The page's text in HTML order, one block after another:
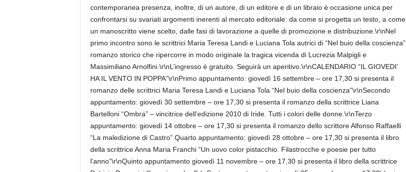
contemporanea presenza, inoltre, di un autore, di un editore e di un libraio è occasione unica per
confrontarsi su svariati argomenti inerenti al mercato editoriale: da come si progetta un testo, a come
un manoscritto viene scelto, dalle fasi di lavorazione a quelle di promozione e distribuzione.\r\nNel
primo incontro sono le scrittrici Maria Teresa Landi e Luciana Tola autrici di “Nel buio della coscienza”
romanzo storico che ripercorre in modo originale la tragica vicenda di Lucrezia Malpigli e
Massimiliano Arnolfini.\r\nL’ingresso è gratuito. Seguirà un aperitivo.\r\nCALENDARIO “IL GIOVEDI’
HA IL VENTO IN POPPA”\r\nPrimo appuntamento: giovedì 16 settembre – ore 17,30 si presenta il
romanzo delle scrittrici Maria Teresa Landi e Luciana Tola “Nel buio della coscienza”\r\nSecondo
appuntamento: giovedì 30 settembre – ore 17,30 si presenta il romanzo della scrittrice Liana
Bartelloni “Ombra” – vincitrice dell’edizione 2010 di Iride. Tutti i colori delle donne.\r\nTerzo
appuntamento: giovedì 14 ottobre – ore 17,30 si presenta il romanzo dello scrittore Alfonso Raffaelli
“La maledizione di Castro” Quarto appuntamento: giovedì 28 ottobre – ore 17,30 si presenta il libro
della scrittrice Anna Maria Franchi “Un uovo color pistacchio. Filastrocche e poesie per tutto
l’anno”\r\nQuinto appuntamento giovedì 11 novembre – ore 17,30 si presenta il libro della scrittrice